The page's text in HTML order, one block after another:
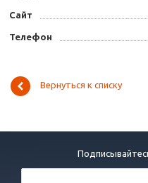
Сайт
Телефон
Вернуться к списку